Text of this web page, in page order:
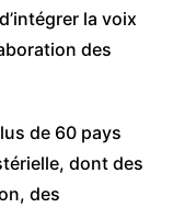
la voix
des
de 60 pays
dont des
des